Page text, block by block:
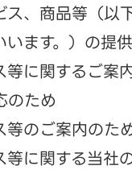
ス、商品等（以
います。）の提
等に関するご案
のため
等のご案内のた
等に関する当社